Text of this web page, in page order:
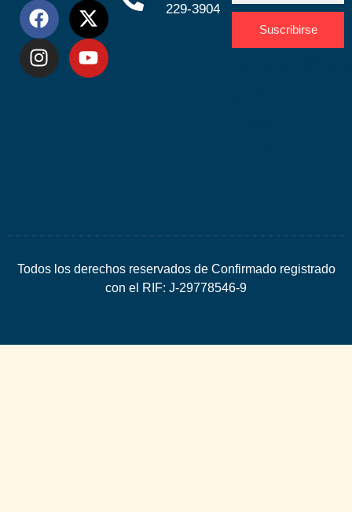
229-3904
Suscribirse
Todos los derechos reservados de Confirmado registrado
con el RIF: J-29778546-9